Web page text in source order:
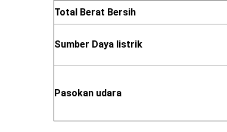
Total Berat Bersih
Sumber Daya listrik
Pasokan udara